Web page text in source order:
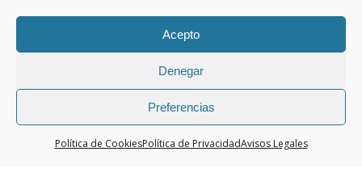
Acepto
Denegar
Preferencias
Política de CookiesPolítica de PrivacidadAvisos Legales
Política de Privacidad
Política Cookies
CONTACTAR
925 508 922
dhelia@dhelia.es